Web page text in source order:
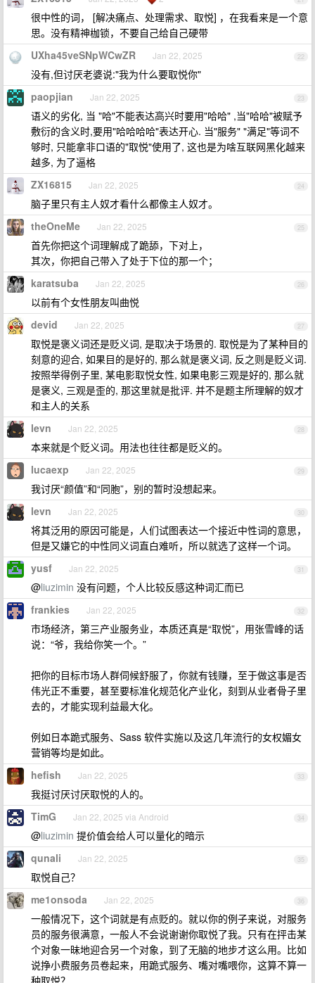
很中性的词， [解决痛点、处理需求、取悦] ，在我看来是一个意
思。没有精神枷锁，不要自己给自己硬带
22
UXha45veSNpWCwZR Jan 22, 2025
没有,但讨厌老婆说:"我为什么要取悦你"
23
paopjian Jan 22, 2025
语义的劣化, 当 "哈"不能表达高兴时要用"哈哈" ,当"哈哈"被赋予
敷衍的含义时,要用"哈哈哈哈"表达开心. 当"服务" "满足"等词不
够时, 只能拿非口语的"取悦"使用了, 这也是为啥互联网黑化越来
越多, 为了逼格
24
ZX16815 Jan 22, 2025
脑子里只有主人奴才看什么都像主人奴才。
25
theOneMe Jan 22, 2025
首先你把这个词理解成了跪舔，下对上，
其次，你把自己带入了处于下位的那一个；
26
karatsuba Jan 22, 2025
以前有个女性朋友叫曲悦
27
devid Jan 22, 2025
取悦是褒义词还是贬义词, 是取决于场景的. 取悦是为了某种目的
刻意的迎合, 如果目的是好的, 那么就是褒义词, 反之则是贬义词.
按照举得例子里, 某电影取悦女性, 如果电影三观是好的, 那么就
是褒义, 三观是歪的, 那这里就是批评. 并不是题主所理解的奴才
和主人的关系
28
levn Jan 22, 2025
本来就是个贬义词。用法也往往都是贬义的。
29
lucaexp Jan 22, 2025
我讨厌“颜值”和“同胞”，别的暂时没想起来。
30
levn Jan 22, 2025
将其泛用的原因可能是，人们试图表达一个接近中性词的意思，
但是又嫌它的中性同义词直白难听，所以就选了这样一个词。
31
yusf Jan 22, 2025
@liuzimin 没有问题，个人比较反感这种词汇而已
32
frankies Jan 22, 2025
市场经济，第三产业服务业，本质还真是“取悦”，用张雪峰的话
说：“爷，我给你笑一个。”
把你的目标市场人群伺候舒服了，你就有钱赚，至于做这事是否
伟光正不重要，甚至要标准化规范化产业化，刻到从业者骨子里
去的，才能实现利益最大化。
例如日本跪式服务、Sass 软件实施以及这几年流行的女权媚女
营销等均是如此。
33
hefish Jan 22, 2025
我挺讨厌讨厌取悦的人的。
34
TimG Jan 22, 2025 via Android
@liuzimin 提价值会给人可以量化的暗示
35
qunali Jan 22, 2025
取悦自己？
36
me1onsoda Jan 22, 2025
一般情况下，这个词就是有点贬的。就以你的例子来说，对服务
员的服务很满意，一般人不会说谢谢你取悦了我。只有在抨击某
个对象一昧地迎合另一个对象，到了无脑的地步才这么用。比如
说挣小费服务员卷起来，用跪式服务、嘴对嘴喂你，这算不算一
种取悦？